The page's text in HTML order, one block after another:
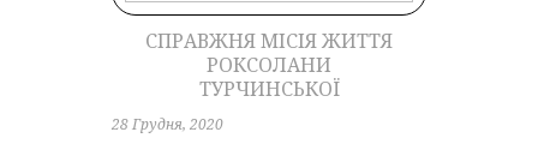
СПРАВЖНЯ МІСІЯ ЖИТТЯ
РОКСОЛАНИ
ТУРЧИНСЬКОЇ
28 Грудня, 2020